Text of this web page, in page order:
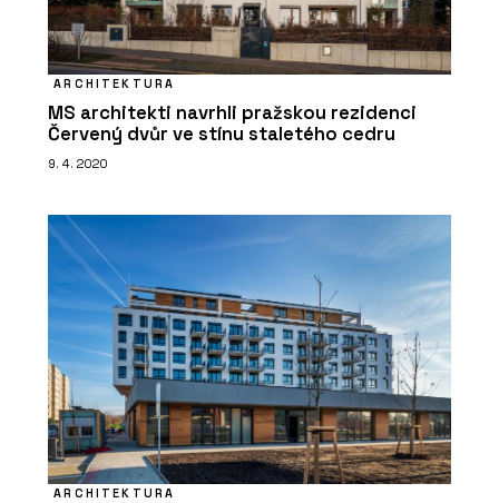
ČLÁNKY
Představa studeného kláštera už
PRODUKTY
Systém pro instalaci teplé a studené
pitné vody RAUTITAN - REHAU
ARCHITEKTURA
MS architekti navrhli pražskou rezidenci
Červený dvůr ve stínu staletého cedru
9. 4. 2020
ARCHITEKTURA